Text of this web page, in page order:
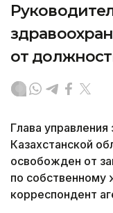
от
Глава
Казахстанской
освобожден от
по
корреспондент